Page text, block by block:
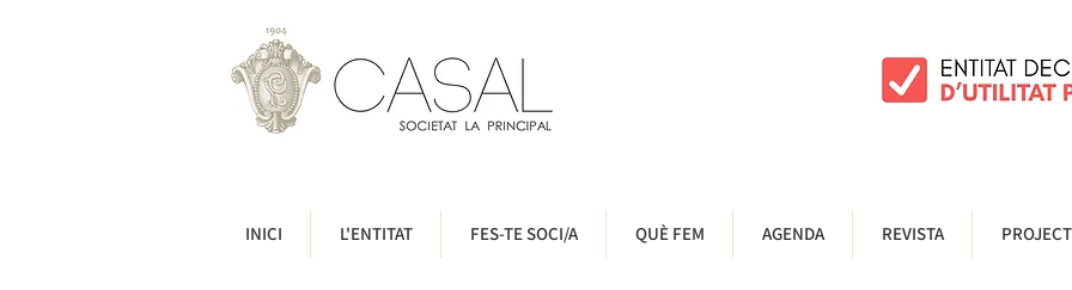
INICI L'ENTITAT FES-TE SOCI/A QUÈ FEM AGENDA REVISTA